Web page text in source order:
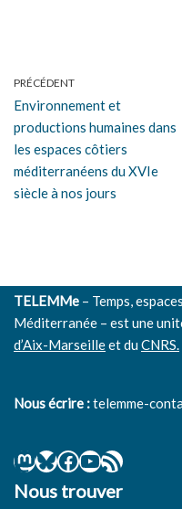
PRÉCÉDENT
Environnement et
productions humaines dans
les espaces côtiers
méditerranéens du XVIe
siècle à nos jours
TELEMMe – Temps,
Méditerranée – est une
d’Aix-Marseilleet duCNRS.
Nous écrire :telemme-
Nous trouver